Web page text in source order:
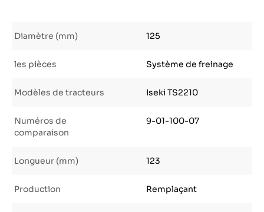
Diamètre (mm) 125
les pièces Système de freinage
Modèles de tracteurs Iseki TS2210
Numéros de
comparaison
9-01-100-07
Longueur (mm) 123
Production Remplaçant